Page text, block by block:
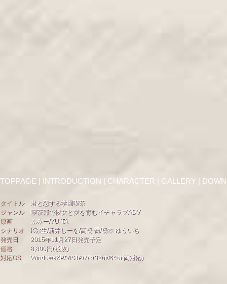
TOPPAGE | INTRODUCTION | CHARACTER | GALLERY |
タイトル
君と恋する学園喫茶
ジャンル
喫茶部で彼女と愛を育むイチャラブADV
原画
ふみー/YU-TA
シナリオ
K弥生/新井しーな/高橋 喬/橋本 ゆういち
発売日
2015年11月27日発売予定
価格
8,800円(税抜)
対応OS
WindowsXP/VISTA/7/8(32bit/64bit両対応)